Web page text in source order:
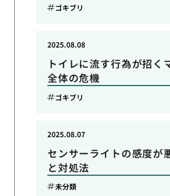
ゴキブリ
トイレに流す行為が招く
全体の危機
2025.08.08
ゴキブリ
センサーライトの感度が
と対処法
2025.08.07
未分類